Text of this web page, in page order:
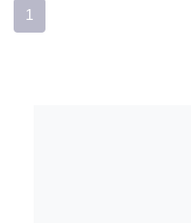
1